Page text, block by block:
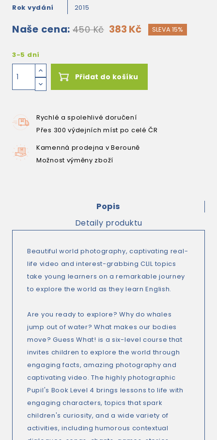
Rok vydání
2015
Naše cena: 450 Kč 383 Kč SLEVA 15%
3-5 dní
Přidat do košíku
Rychlé a spolehlivé doručení
Přes 300 výdejních míst po celé ČR
Kamenná prodejna v Berouně
Možnost výměny zboží
Popis
Detaily produktu
Beautiful world photography, captivating real-
life video and interest-grabbing CLIL topics
take young learners on a remarkable journey
to explore the world as they learn English.
Are you ready to explore? Why do whales
jump out of water? What makes our bodies
move? Guess What! is a six-level course that
invites children to explore the world through
engaging facts, amazing photography and
captivating video. The highly photographic
Pupil's Book Level 4 brings lessons to life with
engaging characters, topics that spark
children's curiosity, and a wide variety of
activities, including humorous contextual